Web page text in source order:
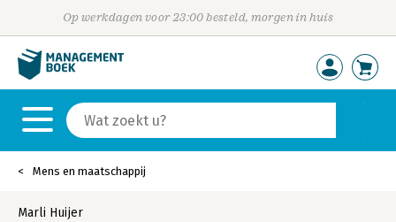
Op werkdagen voor 23:00 besteld, morgen in huis
Mens en maatschappij
Marli Huijer